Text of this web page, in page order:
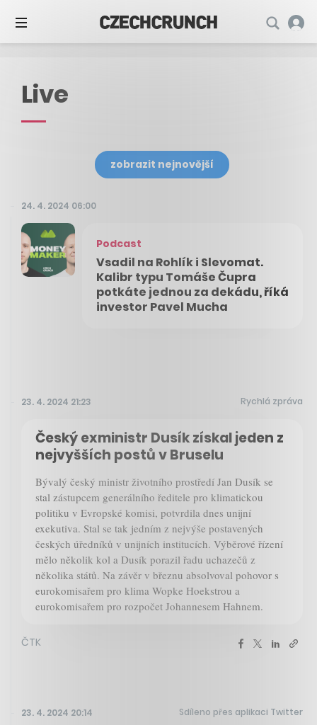
Live
zobrazit nejnovější
24. 4. 2024 06:00
Podcast
Vsadil na Rohlík i Slevomat.
Kalibr typu Tomáše Čupra
potkáte jednou za dekádu, říká
investor Pavel Mucha
23. 4. 2024 21:23 Rychlá zpráva
Český exministr Dusík získal jeden z
nejvyšších postů v Bruselu
Bývalý český ministr životního prostředí Jan Dusík se
stal zástupcem generálního ředitele pro klimatickou
politiku v Evropské komisi, potvrdila dnes unijní
exekutiva. Stal se tak jedním z nejvýše postavených
českých úředníků v unijních institucích. Výběrové řízení
mělo několik kol a Dusík porazil řadu uchazečů z
několika států. Na závěr v březnu absolvoval pohovor s
eurokomisařem pro klima Wopke Hoekstrou a
eurokomisařem pro rozpočet Johannesem Hahnem.
ČTK
23. 4. 2024 20:14 Sdíleno přes aplikaci Twitter